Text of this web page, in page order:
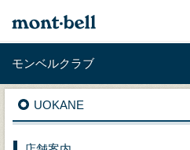
モンベルクラブ
UOKANE